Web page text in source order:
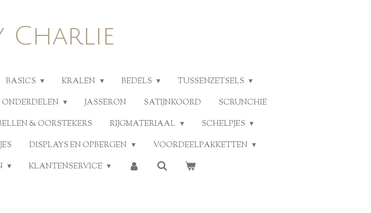
Charlie
BASICS KRALEN BEDELS
TUSSENZETSELS
ONDERDELEN JASSERON SATIJNKOORD
SCRUNCHIE
& OORSTEKERS RIJGMATERIAAL
SCHELPJES
DISPLAYS EN OPBERGEN
VOORDEELPAKKETTEN
KLANTENSERVICE